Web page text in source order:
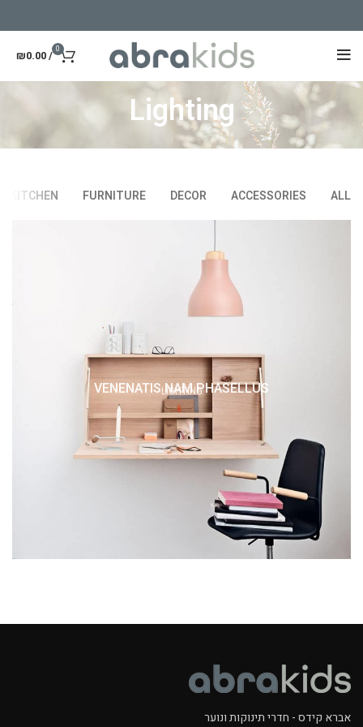
0
/
₪0.00
Lighting
ALL
ACCESSORIES
DECOR
FURNITURE
KITCHEN
LIGHTING
VENENATIS NAM PHASELLUS
אברא קידס - חדרי תינוקות ונוער